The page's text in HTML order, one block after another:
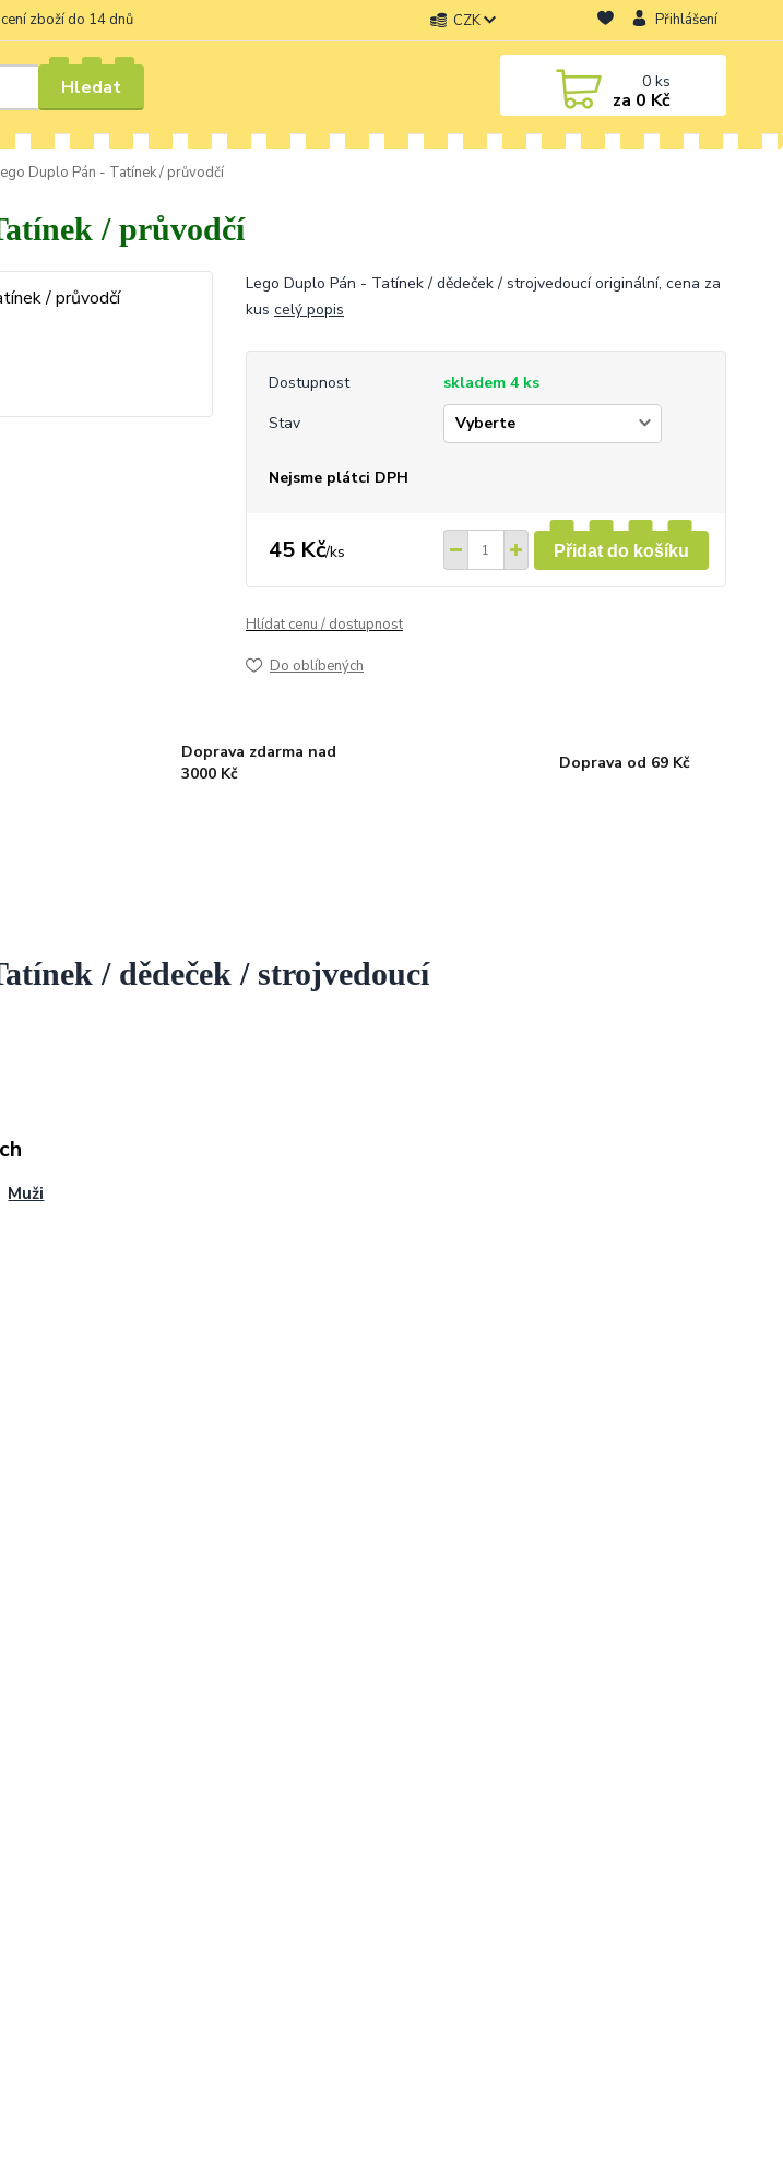
zboží do 14 dnů CZK Přihlášení
Hledat 0ks
za 0 Kč
Duplo Pán - Tatínek / průvodčí
/ průvodčí
Lego Duplo Pán - Tatínek / dědeček / strojvedoucí originální, cena za
kus celý popis
Dostupnost
skladem 4 ks
Stav
Nejsme plátci DPH
45 Kč/ks Přidat do košíku
Hlídat cenu / dostupnost
Do oblíbených
Doprava zdarma nad
3000 Kč
Doprava od 69 Kč
/ dědeček / strojvedoucí
Muži